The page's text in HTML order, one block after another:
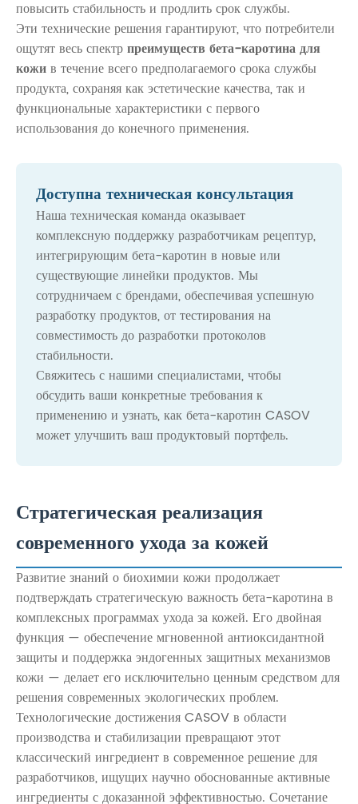
повысить стабильность и продлить срок службы.
Эти технические решения гарантируют, что потребители
ощутят весь спектрпреимуществ бета-каротина для
кожив течение всего предполагаемого срока службы
продукта, сохраняя как эстетические качества, так и
функциональные характеристики с первого
использования до конечного применения.
Доступна техническая консультация
Наша техническая команда оказывает
комплексную поддержку разработчикам рецептур,
интегрирующим бета-каротин в новые или
существующие линейки продуктов. Мы
сотрудничаем с брендами, обеспечивая успешную
разработку продуктов, от тестирования на
совместимость до разработки протоколов
стабильности.
Свяжитесь с нашими специалистами, чтобы
обсудить ваши конкретные требования к
применению и узнать, как бета-каротин CASOV
может улучшить ваш продуктовый портфель.
Стратегическая реализация
современного ухода за кожей
Развитие знаний о биохимии кожи продолжает
подтверждать стратегическую важность бета-каротина в
комплексных программах ухода за кожей. Его двойная
функция — обеспечение мгновенной антиоксидантной
защиты и поддержка эндогенных защитных механизмов
кожи — делает его исключительно ценным средством для
решения современных экологических проблем.
Технологические достижения CASOV в области
производства и стабилизации превращают этот
классический ингредиент в современное решение для
разработчиков, ищущих научно обоснованные активные
ингредиенты с доказанной эффективностью. Сочетание